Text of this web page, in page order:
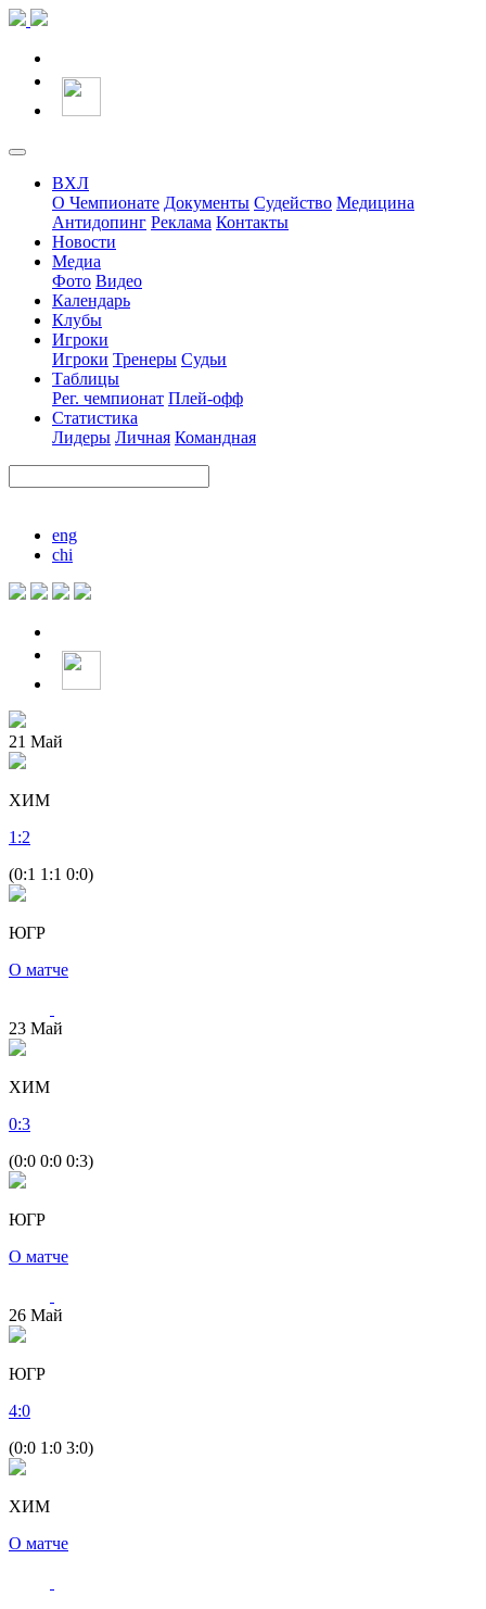
ВХЛ
О Чемпионате Документы Судейство Медицина
Антидопинг Реклама Контакты
Новости
Медиа
Фото Видео
Календарь
Клубы
Игроки
Игроки Тренеры Судьи
Таблицы
Рег. чемпионат Плей-офф
Статистика
Лидеры Личная Командная
eng
chi
21 Май
ХИМ
1 :2
(0:1 1:1 0:0)
ЮГР
О матче
23 Май
ХИМ
0:3
(0:0 0:0 0:3)
ЮГР
О матче
26 Май
ЮГР
4:0
(0:0 1:0 3:0)
ХИМ
О матче